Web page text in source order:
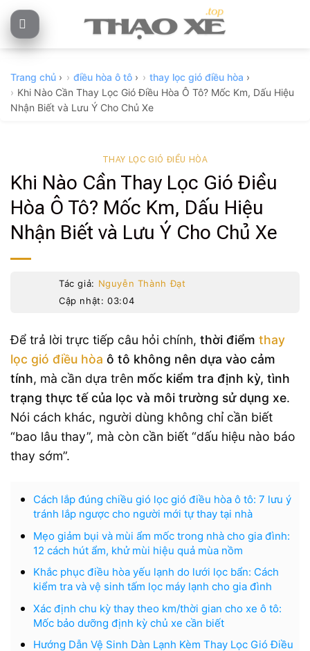
Skip
to
Trang chủ › điều hòa ô tô › thay lọc gió điều hòa ›
Khi Nào Cần Thay Lọc Gió Điều Hòa Ô Tô? Mốc Km, Dấu Hiệu
Nhận Biết và Lưu Ý Cho Chủ Xe
THAY LỌC GIÓ ĐIỀU HÒA
Khi Nào Cần Thay Lọc Gió Điều
Hòa Ô Tô? Mốc Km, Dấu Hiệu
Nhận Biết và Lưu Ý Cho Chủ Xe
Tác giả: Nguyễn Thành Đạt
Cập nhật: 03:04
Để trả lời trực tiếp câu hỏi chính, thời điểm thay
lọc gió điều hòa ô tô không nên dựa vào cảm
tính, mà cần dựa trên mốc kiểm tra định kỳ, tình
trạng thực tế của lọc và môi trường sử dụng xe.
Nói cách khác, người dùng không chỉ cần biết
“bao lâu thay”, mà còn cần biết “dấu hiệu nào báo
thay sớm”.
Cách lắp đúng chiều gió lọc gió điều hòa ô tô: 7 lưu ý
tránh lắp ngược cho người mới tự thay tại nhà
Mẹo giảm bụi và mùi ẩm mốc trong nhà cho gia đình:
12 cách hút ẩm, khử mùi hiệu quả mùa nồm
Khắc phục điều hòa yếu lạnh do lưới lọc bẩn: Cách
kiểm tra và vệ sinh tấm lọc máy lạnh cho gia đình
Xác định chu kỳ thay theo km/thời gian cho xe ô tô:
Mốc bảo dưỡng định kỳ chủ xe cần biết
Hướng Dẫn Vệ Sinh Dàn Lạnh Kèm Thay Lọc Gió Điều